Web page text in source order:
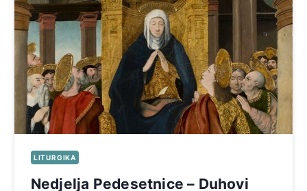
LITURGIKA
Nedjelja Pedesetnice – Duhovi